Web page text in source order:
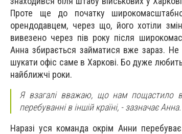
Проте ще до початку
орендодавцем, через що, його хотіли
вивезено через пів року після
Анна збирається займатися вже зараз. Не
шукати офіс саме в Харкові. Бо дуже
найближчі роки.
Я взагалі вважаю, що нам пощастило в
перебуванні в іншій країні, - зазначає Анна.
Наразі уся команда окрім Анни